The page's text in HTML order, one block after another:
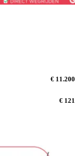
€ 11.200
€ 121